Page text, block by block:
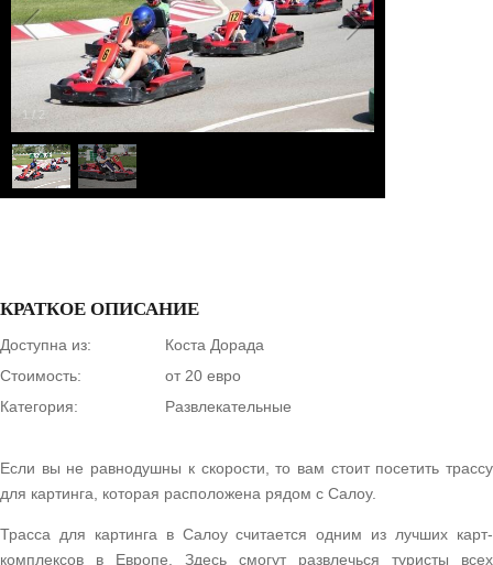
1 / 2
КРАТКОЕ ОПИСАНИЕ
Доступна из:
Коста Дорада
Стоимость:
от 20 евро
Категория:
Развлекательные
Если вы не равнодушны к скорости, то вам стоит посетить трассу
для картинга, которая расположена рядом с Салоу.
Трасса для картинга в Салоу считается одним из лучших карт-
комплексов в Европе. Здесь смогут развлечься туристы всех